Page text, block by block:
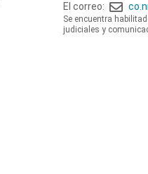
El correo:
Se encuentra
judiciales y